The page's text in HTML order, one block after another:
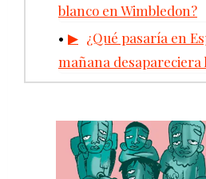
blanco en Wimbledon?
¿Qué pasaría en
mañana